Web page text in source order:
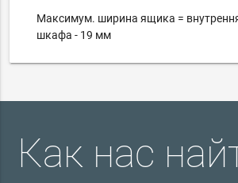
Максимум. ширина ящика =
шкафа - 19 мм
Как нас